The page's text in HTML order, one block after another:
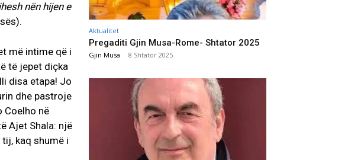
nën hijen e
më intime që i
të jepet diçka
disa etapa! Jo
dhe pastroje
Coelho në
Ajet Shala: një
kaq shumë i
Aktualitet
Pregaditi Gjin Musa-Rome- Shtator 2025
Gjin Musa - 8 Shtator 2025